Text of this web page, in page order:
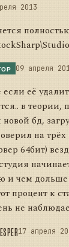
2013
09 апреля
её
в теории,
бд,
на
64бит)
и чем
процент к
не
ESPER17 апреля